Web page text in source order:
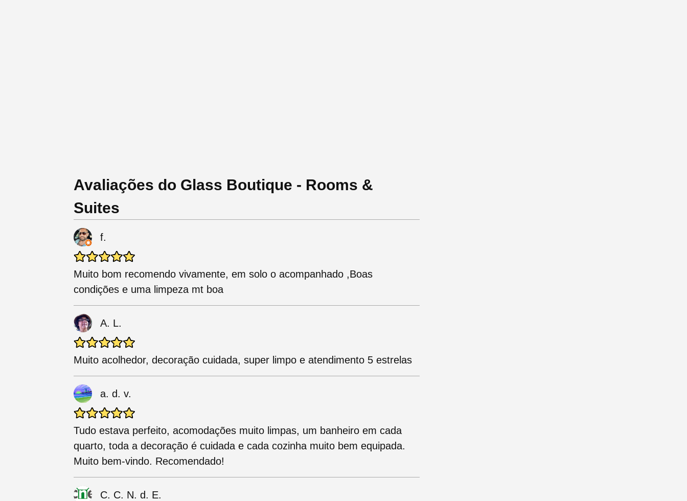
Avaliações do Glass Boutique - Rooms &
Suites
f.
Muito bom recomendo vivamente, em solo o acompanhado ,Boas
condições e uma limpeza mt boa
A. L.
Muito acolhedor, decoração cuidada, super limpo e atendimento 5 estrelas
a. d. v.
Tudo estava perfeito, acomodações muito limpas, um banheiro em cada
quarto, toda a decoração é cuidada e cada cozinha muito bem equipada.
Muito bem-vindo. Recomendado!
C. C. N. d. E.